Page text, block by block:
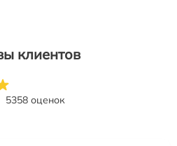
клиентов
5358 оценок